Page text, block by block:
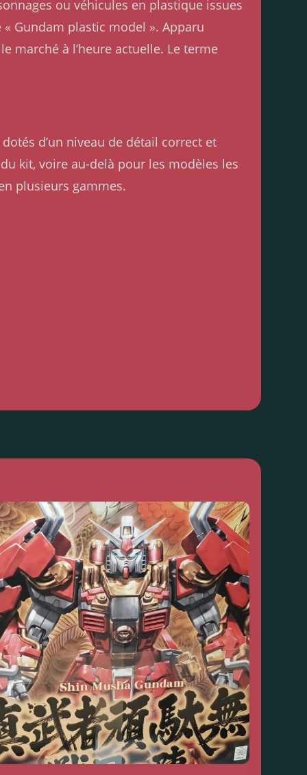
ou véhicules en plastique issues
Gundam plastic model ». Apparu
marché à l’heure actuelle. Le terme
d’un niveau de détail correct et
kit, voire au-delà pour les modèles les
plusieurs gammes.